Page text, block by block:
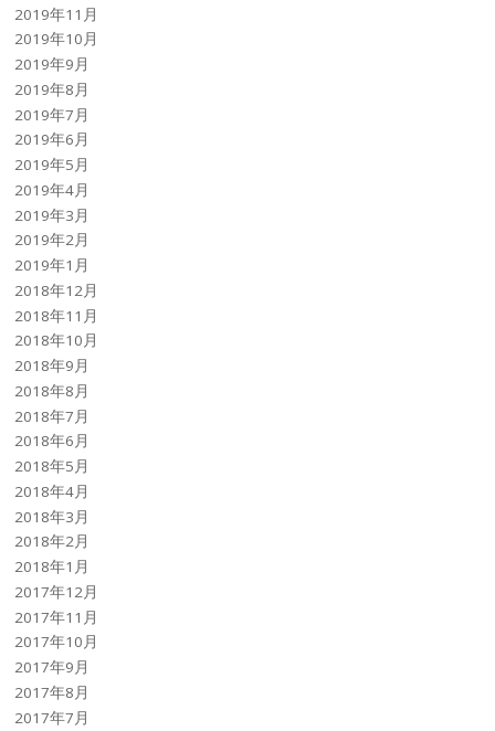
2019年11月
2019年10月
2019年9月
2019年8月
2019年7月
2019年6月
2019年5月
2019年4月
2019年3月
2019年2月
2019年1月
2018年12月
2018年11月
2018年10月
2018年9月
2018年8月
2018年7月
2018年6月
2018年5月
2018年4月
2018年3月
2018年2月
2018年1月
2017年12月
2017年11月
2017年10月
2017年9月
2017年8月
2017年7月